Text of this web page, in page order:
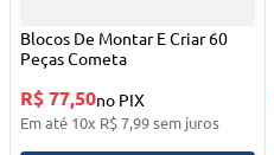
Blocos De Montar E Criar 60
Peças Cometa
R$ 77,50no PIX
Em até 10x R$7,99sem juros